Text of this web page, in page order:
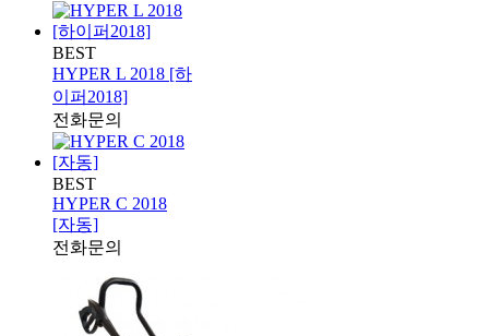
BEST
HYPER L 2018 [하
이퍼2018]
전화문의
BEST
HYPER C 2018
[자동]
전화문의